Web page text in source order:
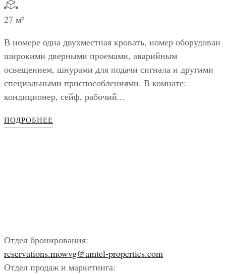
27 м²
В номере одна двухместная кровать, номер оборудован
широкими дверными проемами, аварийным
освещением, шнурами для подачи сигнала и другими
специальными приспособлениями. В комнате:
кондиционер, сейф, рабочий...
ПОДРОБНЕЕ
Отдел бронирования:
reservations.mowvg@amtel-properties.com
Отдел продаж и маркетинга: